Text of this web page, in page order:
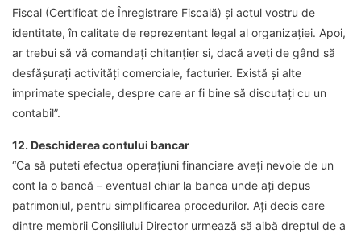
Fiscal (Certificat de Înregistrare Fiscală) și actul vostru de
identitate, în calitate de reprezentant legal al organizației. Apoi,
ar trebui să vă comandați chitanțier si, dacă aveți de gând să
desfășurați activități comerciale, facturier. Există și alte
imprimate speciale, despre care ar fi bine să discutați cu un
contabil”.
12. Deschiderea contului bancar
“Ca să puteti efectua operațiuni financiare aveți nevoie de un
cont la o bancă – eventual chiar la banca unde ați depus
patrimoniul, pentru simplificarea procedurilor. Ați decis care
dintre membrii Consiliului Director urmează să aibă dreptul de a